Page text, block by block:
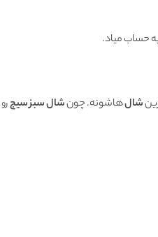
حساب میاد.
شالهاشونه. چونشال سبز سیج